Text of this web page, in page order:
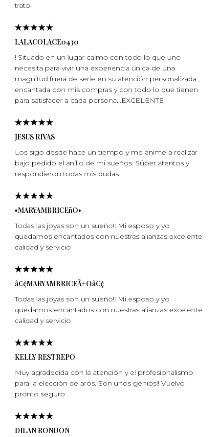
trato.
LALACOLACE0430
! Situado en un lugar calmo con todo lo que uno
necesita para vivir una experiencia única de una
magnitud fuera de serie en su atención personalizada ,
encantada con mis compras y con todo lo que tienen
para satisfacer a cada persona…EXCELENTE
JESUS RIVAS
Los sigo desde hace un tiempo y me animé a realizar
bajo pedido el anillo de mi sueños. Súper atentos y
respondieron todas mis dudas
•MARYAMBRICEñO•
Todas las joyas son un sueño!! Mi esposo y yo
quedamos encantados con nuestras alianzas excelente
calidad y servicio
â€¢MARYAMBRICEÃ±Oâ€¢
Todas las joyas son un sueño!! Mi esposo y yo
quedamos encantados con nuestras alianzas excelente
calidad y servicio
KELLY RESTREPO
Muy agradecida con la atención y el profesionalismo
para la elección de aros. Son unos genios!! Vuelvo
pronto seguro
DILAN RONDON